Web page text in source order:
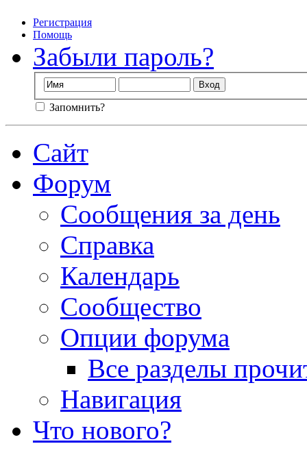
Регистрация
Помощь
Забыли пароль?
Запомнить?
Сайт
Форум
Сообщения за день
Справка
Календарь
Сообщество
Опции форума
Все разделы
Навигация
Что нового?